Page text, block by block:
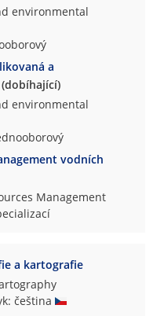
environmental
a
(dobíhající)
environmental
vodních
Management
a kartografie
čeština